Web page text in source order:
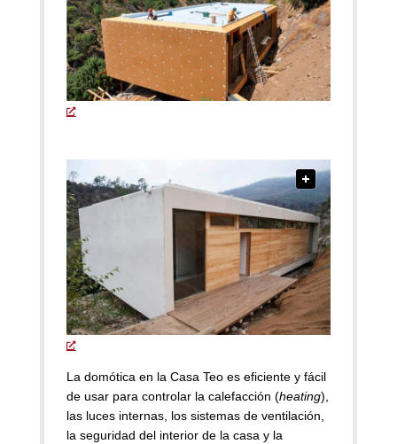
La domótica en la Casa Teo es eficiente y fácil
de usar para controlar la calefacción (heating),
las luces internas, los sistemas de ventilación,
la seguridad del interior de la casa y la